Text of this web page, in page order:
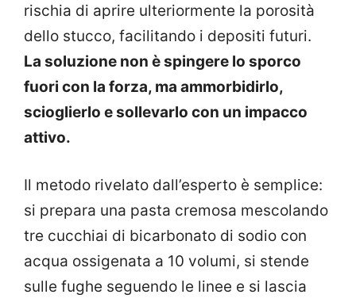
rischia di aprire ulteriormente la porosità
dello stucco, facilitando i depositi futuri.
La soluzione non è spingere lo sporco
fuori con la forza, ma ammorbidirlo,
scioglierlo e sollevarlo con un impacco
attivo.
Il metodo rivelato dall’esperto è semplice:
si prepara una pasta cremosa mescolando
tre cucchiai di bicarbonato di sodio con
acqua ossigenata a 10 volumi, si stende
sulle fughe seguendo le linee e si lascia